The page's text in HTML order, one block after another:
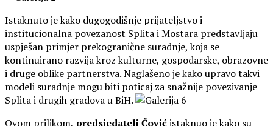
Istaknuto je kako dugogodišnje prijateljstvo i
institucionalna povezanost Splita i Mostara predstavljaju
uspješan primjer prekogranične suradnje, koja se
kontinuirano razvija kroz kulturne, gospodarske, obrazovne
i druge oblike partnerstva. Naglašeno je kako upravo takvi
modeli suradnje mogu biti poticaj za snažnije povezivanje
Splita i drugih gradova u BiH.
Ovom prilikom, predsjedatelj Čovićistaknuo je kako su